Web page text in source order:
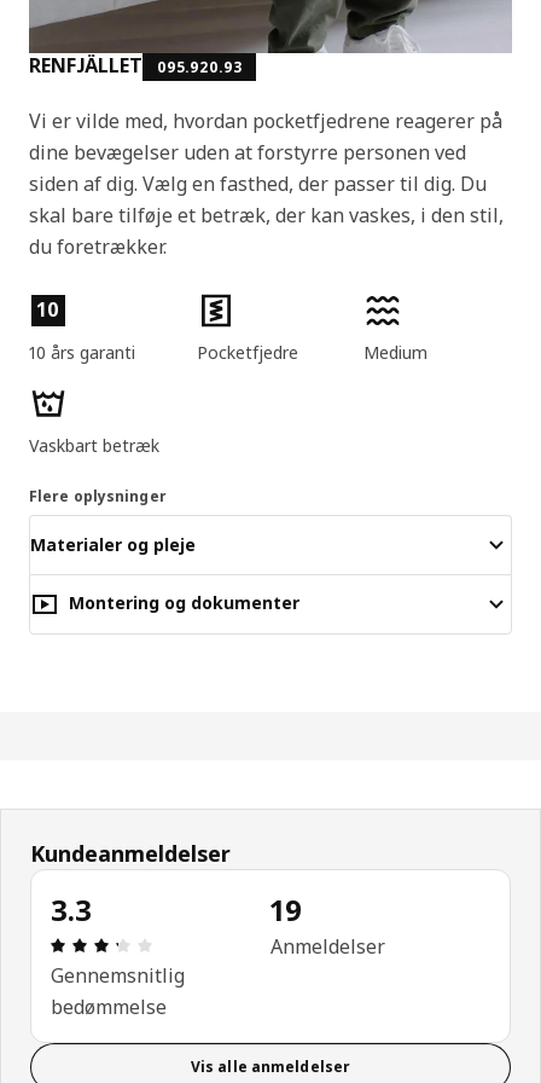
RENFJÄLLET 095.920.93
Vi er vilde med, hvordan pocketfjedrene reagerer på
dine bevægelser uden at forstyrre personen ved
siden af dig. Vælg en fasthed, der passer til dig. Du
skal bare tilføje et betræk, der kan vaskes, i den stil,
du foretrækker.
Produktfunktioner
10
10 års garanti Pocketfjedre Medium
Vaskbart betræk
Flere oplysninger
Materialer og pleje
Montering og dokumenter
Kundeanmeldelser
3.3
Anmeldelse: 3.3 Ud af 5 Stjerner. Anmeldelser i
Gennemsnitlig
bedømmelse
19
Anmeldelser
Vis alle anmeldelser